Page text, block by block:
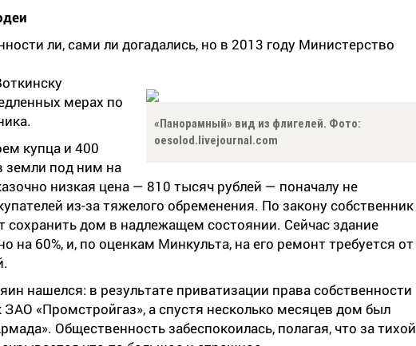
ли, сами ли догадались, но в 2013 году Министерство
«Панорамный» вид из флигелей. Фото:
oesolod.livejournal.com
мерах по
купца и 400
земли под ним на
низкая цена — 810 тысяч рублей — поначалу не
из-за тяжелого обременения. По закону собственник
сохранить дом в надлежащем состоянии. Сейчас здание
на 60%, и, по оценкам Минкульта, на его ремонт требуется от
нашелся: в результате приватизации права собственности
«Промстройгаз», а спустя несколько месяцев дом был
Общественность забеспокоилась, полагая, что за тихой